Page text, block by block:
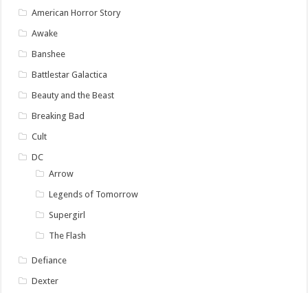
American Horror Story
Awake
Banshee
Battlestar Galactica
Beauty and the Beast
Breaking Bad
Cult
DC
Arrow
Legends of Tomorrow
Supergirl
The Flash
Defiance
Dexter